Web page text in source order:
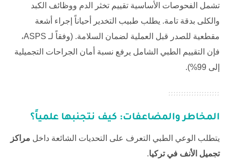
تشمل الفحوصات الأساسية تقييم تخثر الدم ووظائف الكبد
والكلى بدقة تامة. يطلب طبيب التخدير أحياناً إجراء أشعة
مقطعية للصدر قبل العملية لضمان السلامة. (وفقاً لـ ASPS،
فإن التقييم الطبي الشامل يرفع نسبة أمان الجراحات التجميلية
إلى 99%).
المخاطر والمضاعفات: كيف نتجنبها علمياً؟
يتطلب الوعي الطبي التعرف على التحديات الشائعة داخل مراكز
تجميل الأنف في تركيا.